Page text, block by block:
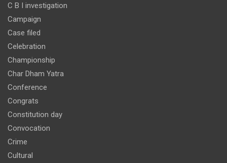
C B I investigation
Campaign
Case filed
Celebration
Championship
Char Dham Yatra
Conference
Congrats
Constitution day
Convocation
Crime
Cultural